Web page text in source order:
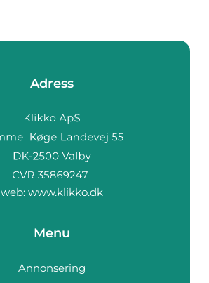
Adress
web: www.klikko.dk
Menu
Annonsering